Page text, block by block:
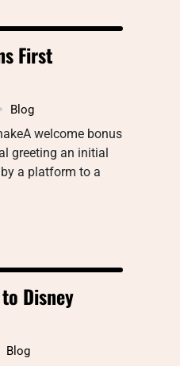
First
Blog
welcome bonus
greeting an initial
a platform to a
Disney
Blog